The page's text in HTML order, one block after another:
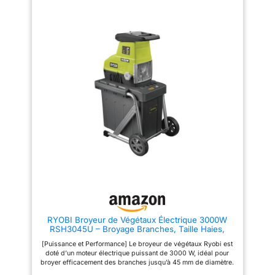
une sécurité
optimale, le bac de
récupération
transparent est muni
d'un interrupteur de
sécurité qui coupe
l’alimentation
électrique lors du
retrait du bac.
l’appareil peut être déplacé
facilement. Le broyeur
électrique silencieux est équipé
d'un commutateur-inverseur de
rotation qui permet d'inverser le
sens de rotation du cylindre de
coupe et d'éliminer les
bourrages rapidement et sans
effort. Le disjoncteur de
protection intégré protège le
muni d'un interrupteur de
sécurité qui coupe l’alimentation
électrique lors du retrait du bac.
protège le moteur de toute
inverser le sens de rotation du
cylindre de coupe Cela permet
d'éliminer rapidement et sans
effort les blocages Ce broyeur
est également livré avec un sac
de de récupération des déchêts
RYOBI Broyeur de Végétaux Électrique 3000W
RSH3045U – Broyage Branches, Taille Haies,
Déchets Jardin, Paillage Compost – Bac 55L,
Coupe 45 mm
[Puissance et Performance] Le broyeur de végétaux Ryobi est
doté d’un moteur électrique puissant de 3000 W, idéal pour
broyer efficacement des branches jusqu’à 45 mm de diamètre.